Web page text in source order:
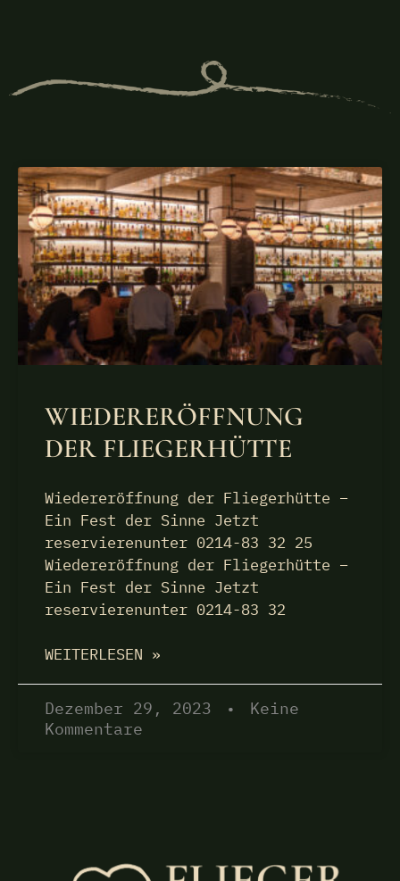
WIEDERERÖFFNUNG
DER FLIEGERHÜTTE
Wiedereröffnung der Fliegerhütte –
Ein Fest der Sinne Jetzt
reservierenunter 0214-83 32 25
Wiedereröffnung der Fliegerhütte –
Ein Fest der Sinne Jetzt
reservierenunter 0214-83 32
WEITERLESEN »
Dezember 29, 2023
Keine
Kommentare